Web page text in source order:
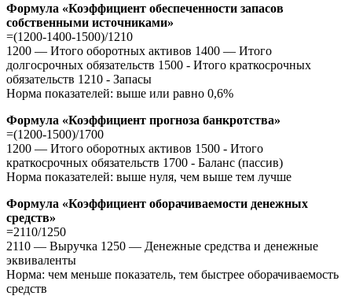
Формула «Коэффициент обеспеченности запасов
собственными источниками»
=(1200-1400-1500)/1210
1200 — Итого оборотных активов 1400 — Итого
долгосрочных обязательств 1500 - Итого краткосрочных
обязательств 1210 - Запасы
Норма показателей: выше или равно 0,6%
Формула «Коэффициент прогноза банкротства»
=(1200-1500)/1700
1200 — Итого оборотных активов 1500 - Итого
краткосрочных обязательств 1700 - Баланс (пассив)
Норма показателей: выше нуля, чем выше тем лучше
Формула «Коэффициент оборачиваемости денежных
средств»
=2110/1250
2110 — Выручка 1250 — Денежные средства и денежные
эквиваленты
Норма: чем меньше показатель, тем быстрее оборачиваемость
средств